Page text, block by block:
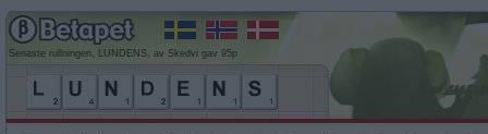
Senaste rullningen, LUNDENS, av Skedvi gav 95p